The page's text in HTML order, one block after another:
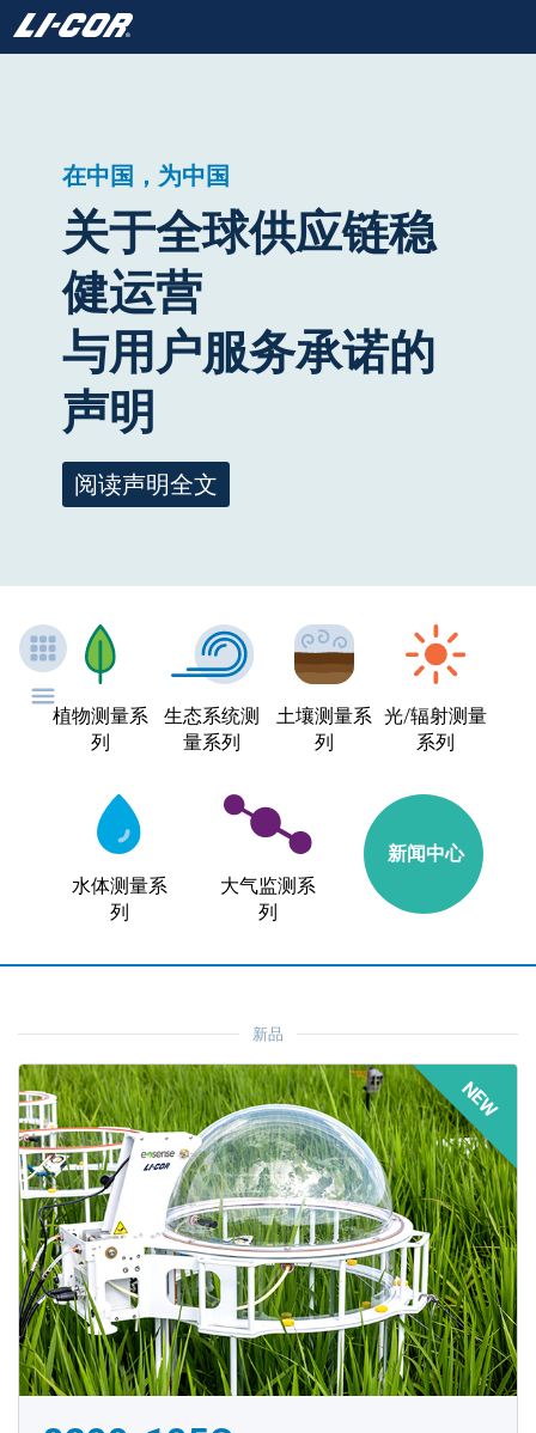
在中国，为中国
关于全球供应链稳
健运营
与用户服务承诺的
声明
阅读声明全文
植物测量系
列
生态系统测
量系列
土壤测量系
列
光/辐射测量
系列
水体测量系
列
大气监测系
列
新闻中心
新品
NEW